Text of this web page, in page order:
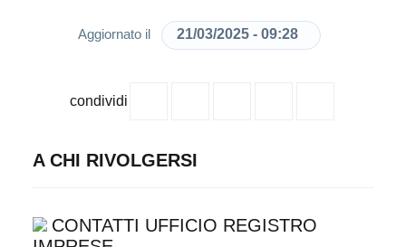
Aggiornato il 21/03/2025 - 09:28
condividi
A CHI RIVOLGERSI
CONTATTI UFFICIO REGISTRO